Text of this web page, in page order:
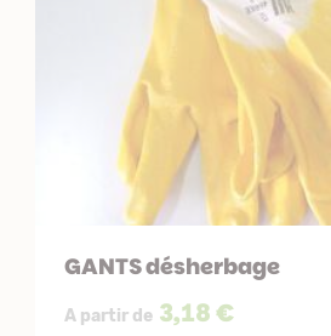
GANTS désherbage
A partir de 3,18 €